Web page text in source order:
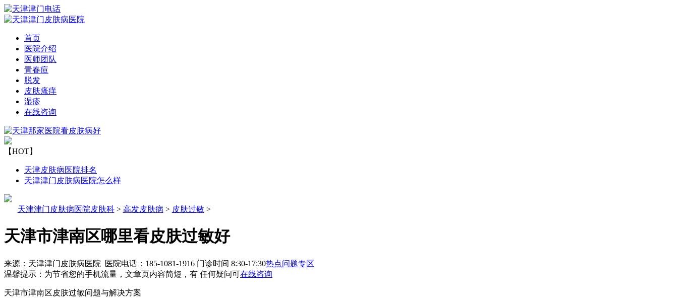
首页
医院介绍
医师团队
青春痘
脱发
皮肤瘙痒
湿疹
在线咨询
【HOT】
天津皮肤病医院排名
天津津门皮肤病医院怎么样
天津津门皮肤病医院皮肤科> 高发皮肤病 > 皮肤过敏 >
天津市津南区哪里看皮肤过敏好
来源：天津津门皮肤病医院 医院电话：185-1081-1916 门诊时间 8:30-17:30热点问题专区
温馨提示： 为节省您的手机流量，文章页内容简短，有 任何疑问可在线咨询
天津市津南区皮肤过敏问题与解决方案